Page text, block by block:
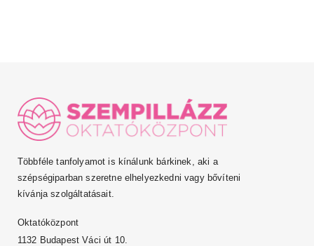
Többféle tanfolyamot is kínálunk bárkinek, aki a
szépségiparban szeretne elhelyezkedni vagy bővíteni
kívánja szolgáltatásait.
Oktatóközpont
1132 Budapest Váci út 10.